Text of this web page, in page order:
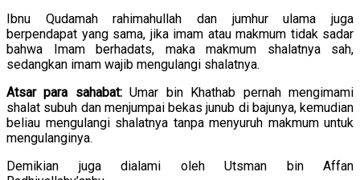
Ibnu Qudamah rahimahullah dan jumhur ulama juga
berpendapat yang sama, jika imam atau makmum tidak sadar
bahwa Imam berhadats, maka makmum shalatnya sah,
sedangkan imam wajib mengulangi shalatnya.
Atsar para sahabat:Umar bin Khathab pernah mengimami
shalat subuh dan menjumpai bekas junub di bajunya, kemudian
beliau mengulangi shalatnya tanpa menyuruh makmum untuk
mengulanginya.
Demikian juga dialami oleh Utsman bin Affan